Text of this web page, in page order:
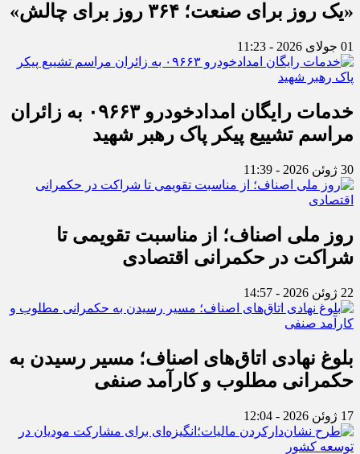
«یک روز برای صنعت؛ ۳۶۴ روز برای چالش»
01 جولای 2026 - 11:23
خدمات رایگان امدادخودرو ۰۹۶۶۳ به زائران
مراسم تشییع پیکر پاک رهبر شهید
30 ژوئن 2026 - 11:39
روز ملی اصناف؛ از مناسبت تقویمی تا
شراکت در حکمرانی اقتصادی
22 ژوئن 2026 - 14:57
بلوغ نهادی اتاق‌های اصناف؛ مسیر رسیدن به
حکمرانی مطلوب و کارآمد صنفی
17 ژوئن 2026 - 12:04